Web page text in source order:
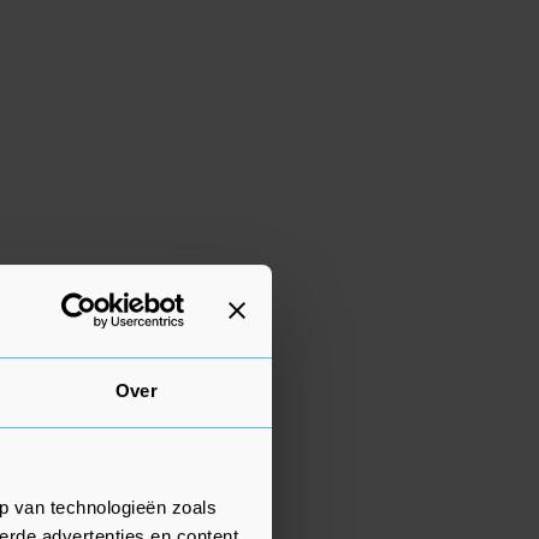
Over
van technologieën zoals